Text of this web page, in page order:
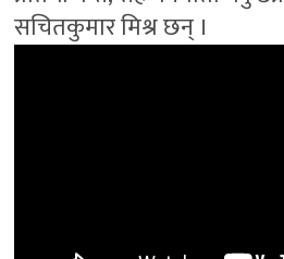
सचितकुमार मिश्र छन् ।